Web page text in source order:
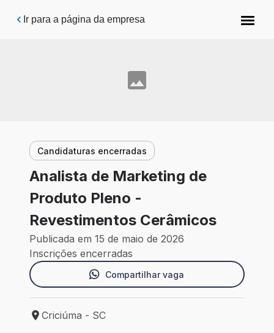
Pular para o conteúdo principal
Ir para a página da empresa
Candidaturas encerradas
Analista de Marketing de
Produto Pleno -
Revestimentos Cerâmicos
Publicada em 15 de maio de 2026
Inscrições encerradas
Compartilhar vaga
Local de trabalho: Criciúma - SC
Criciúma - SC